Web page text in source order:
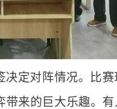
定对阵情况。比
来的巨大乐趣。